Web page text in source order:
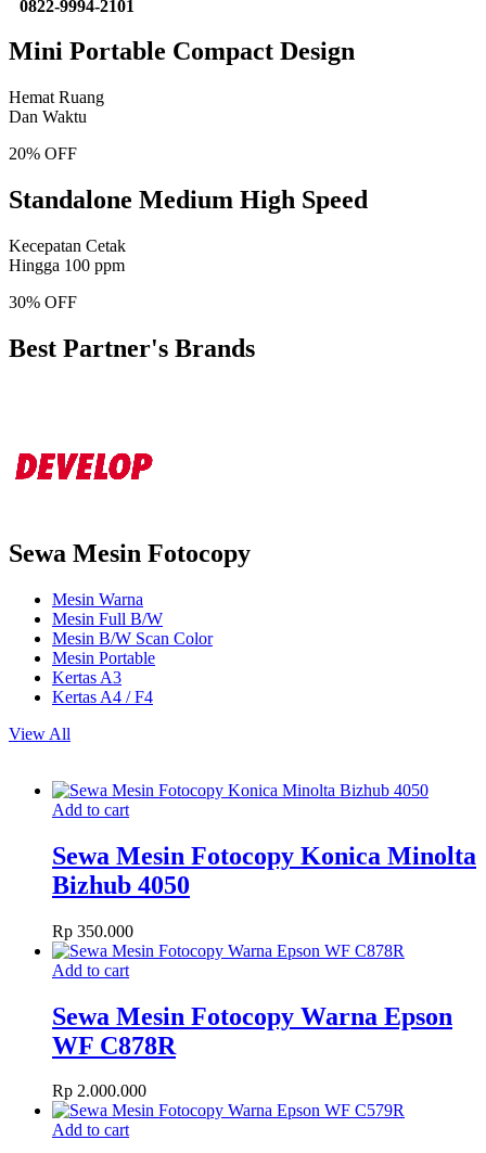
0822-9994-2101
Mini Portable Compact Design
Hemat Ruang
Dan Waktu
20% OFF
Standalone Medium High Speed
Kecepatan Cetak
Hingga 100 ppm
30% OFF
Best Partner's Brands
Sewa Mesin Fotocopy
Mesin Warna
Mesin Full B/W
Mesin B/W Scan Color
Mesin Portable
Kertas A3
Kertas A4 / F4
View All
Add to cart
Sewa Mesin Fotocopy Konica Minolta
Bizhub 4050
Rp 350.000
Add to cart
Sewa Mesin Fotocopy Warna Epson
WF C878R
Rp 2.000.000
Add to cart